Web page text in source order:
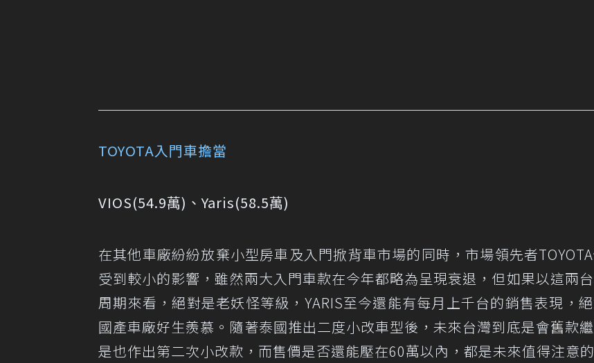
TOYOTA入門車擔當
VIOS(54.9萬)、Yaris(58.5萬)
在其他車廠紛紛放棄小型房車及入門掀背車市場的同時，市場領先者
受到較小的影響，雖然兩大入門車款在今年都略為呈現衰退，但如果以這兩
周期來看，絕對是老妖怪等級，YARIS至今還能有每月上千台的銷售表現，
國產車廠好生羨慕。隨著泰國推出二度小改車型後，未來台灣到底是會舊款
是也作出第二次小改款，而售價是否還能壓在60萬以內，都是未來值得注意的